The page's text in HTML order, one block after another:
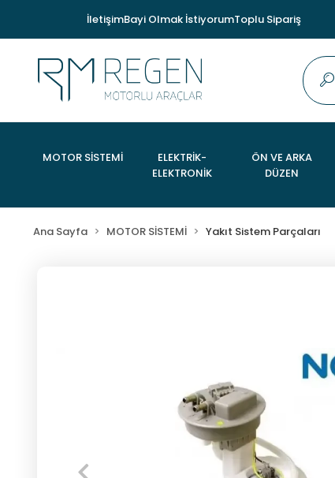
İletişimBayi Olmak İstiyorumToplu Sipariş
MOTOR SİSTEMİ
ELEKTRİK-
ELEKTRONİK
ÖN VE ARKA
DÜZEN
Ana Sayfa MOTOR SİSTEMİ Yakıt Sistem Parçaları